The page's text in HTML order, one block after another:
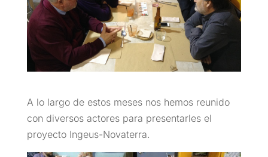
A lo largo de estos meses nos hemos reunido
con diversos actores para presentarles el
proyecto Ingeus-Novaterra.